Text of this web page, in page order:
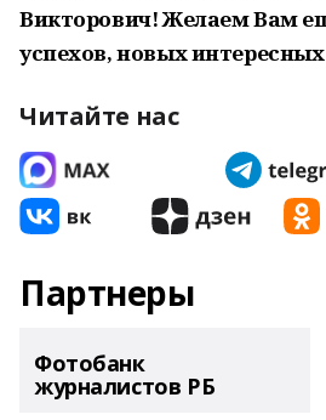
Викторович! Желаем Вам
успехов, новых
Читайте нас
Партнеры
Фотобанк
журналистов РБ